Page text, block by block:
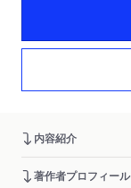
内容紹介
著作者プロフィール